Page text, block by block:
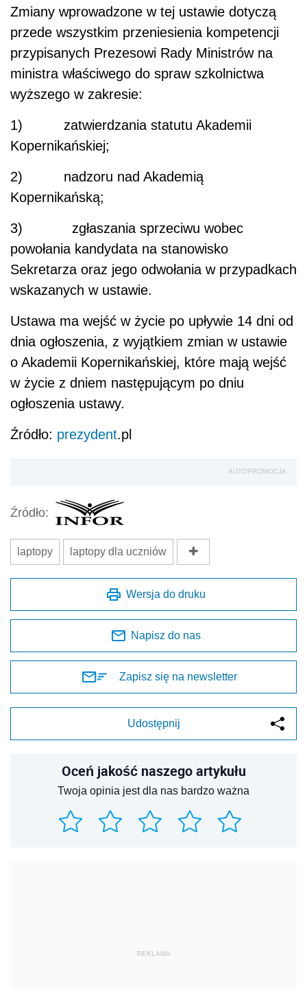
Kopernikańską;
3) zgłaszania sprzeciwu wobec
powołania kandydata na stanowisko
Sekretarza oraz jego odwołania w przypadkach
wskazanych w ustawie.
Ustawa ma wejść w życie po upływie 14 dni od
dnia ogłoszenia, z wyjątkiem zmian w ustawie
o Akademii Kopernikańskiej, które mają wejść
w życie z dniem następującym po dniu
Źródło:prezydent.pl
Źródło:
laptopy laptopy dla uczniów
Udostępnij
Oceń jakość naszego artykułu
REKLAMA